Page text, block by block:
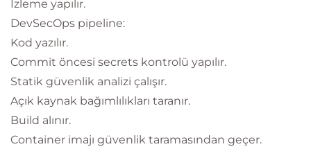
İzleme yapılır.
DevSecOps pipeline:
Kod yazılır.
Commit öncesi secrets kontrolü yapılır.
Statik güvenlik analizi çalışır.
Açık kaynak bağımlılıkları taranır.
Build alınır.
Container imajı güvenlik taramasından geçer.